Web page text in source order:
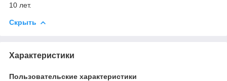
10 лет.
Скрыть
Характеристики
Пользовательские характеристики